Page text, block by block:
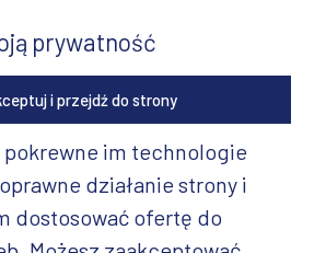
INFORMACJE
prywatność
i przejdź do strony
pokrewne im technologie
działanie strony i
dostosować ofertę do